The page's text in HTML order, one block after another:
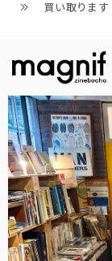
買い取ります